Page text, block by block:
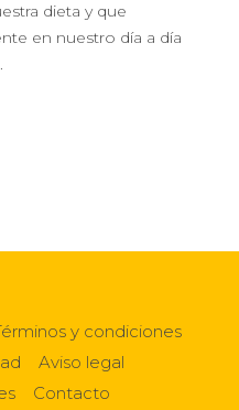
dieta y que
en nuestro día a día
y condiciones
Aviso legal
Contacto